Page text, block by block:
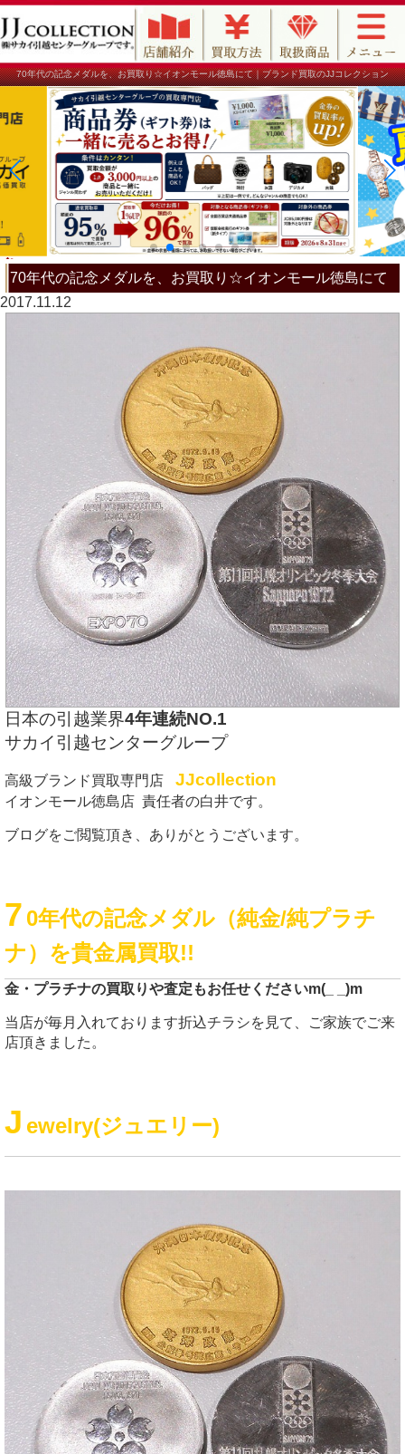
70年代の記念メダルを、お買取り☆イオンモール徳島にて｜ブランド買取のJJコレクション
70年代の記念メダルを、お買取り☆イオンモール徳島にて
2017.11.12
日本の引越業界4年連続NO.1
サカイ引越センターグループ
高級ブランド買取専門店 JJcollection
イオンモール徳島店 責任者の白井です。
ブログをご閲覧頂き、ありがとうございます。
7 0年代の記念メダル（純金/純プラチ
ナ）を貴金属買取!!
金・プラチナの買取りや査定もお任せくださいm(_ _)m
当店が毎月入れております折込チラシを見て、ご家族でご来
店頂きました。
J ewelry(ジュエリー)